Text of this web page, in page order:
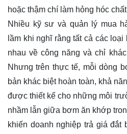
hoặc thậm chí làm hỏng hóc
Nhiều kỹ sư và quản lý mua
lầm khi nghĩ rằng tất cả các
nhau về công năng và chỉ
Nhưng trên thực tế, mỗi dòng
bản khác biệt hoàn toàn, khả
được thiết kế cho những môi
nhầm lẫn giữa bơm ăn khớp
khiến doanh nghiệp trả giá